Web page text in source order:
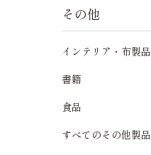
その他
インテリア・布製品
書籍
食品
すべてのその他製品